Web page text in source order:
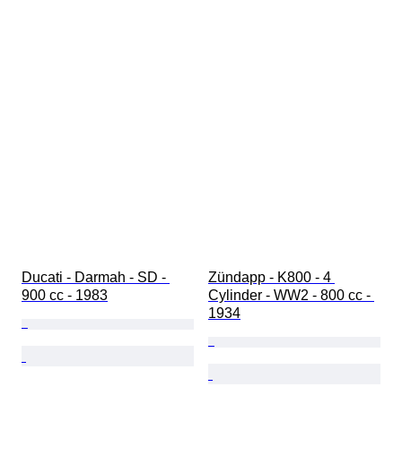
Ducati - Darmah - SD -
900 cc - 1983
Zündapp - K800 - 4
Cylinder - WW2 - 800 cc -
1934